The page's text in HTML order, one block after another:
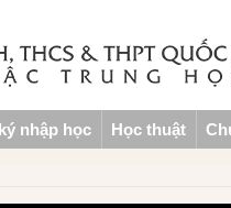
nhập học Học thuật